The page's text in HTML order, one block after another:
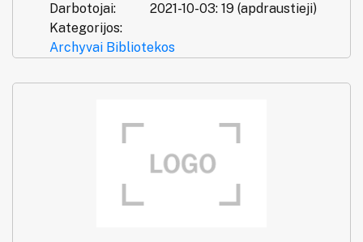
Darbotojai:
2021-10-03: 19 (apdraustieji)
Kategorijos:
Archyvai Bibliotekos